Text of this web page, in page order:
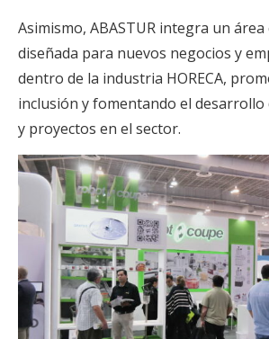
Asimismo, ABASTUR integra un área
diseñada para nuevos negocios y
dentro de la industria HORECA,
inclusión y fomentando el desarrollo
y proyectos en el sector.